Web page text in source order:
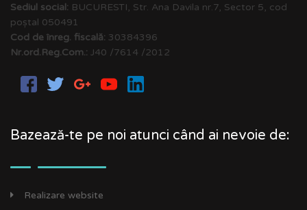
Sediul social: BUCURESTI, Str. Ana Davila nr.7, Sector 5, cod
poștal 050491
Cod de înreg. fiscală: 30384396
Nr.ord.Reg.Com.: J40 /7614 /2012
Bazează-te pe noi atunci când ai nevoie de:
Realizare website